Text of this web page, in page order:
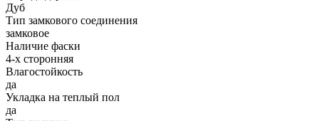
Дуб
Тип замкового соединения
замковое
Наличие фаски
4-х сторонняя
Влагостойкость
да
Укладка на теплый пол
да